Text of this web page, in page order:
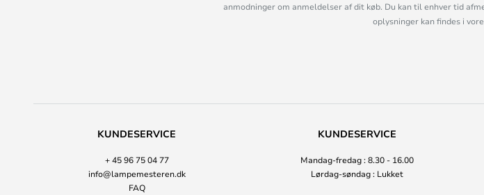
anmodninger om anmeldelser af dit køb. Du kan til enhver tid
oplysninger kan findes i
KUNDESERVICE
+ 45 96 75 04 77
info@lampemesteren.dk
FAQ
KUNDESERVICE
Mandag-fredag : 8.30 - 16.00
Lørdag-søndag : Lukket